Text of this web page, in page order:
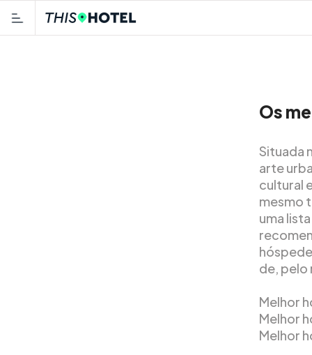
Os
Situada
arte
cultural
mesmo
uma
de, pelo
Melhor
Melhor
Melhor